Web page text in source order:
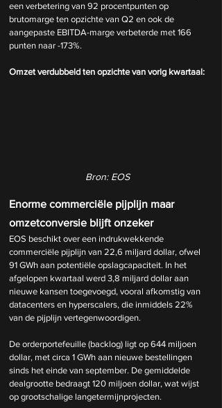
een verbetering van 92 procentpunten op
brutomarge ten opzichte van Q2 en ook de
aangepaste EBITDA-marge verbeterde met 166
punten naar -173%.
Omzet verdubbeld ten opzichte van vorig kwartaal:
Bron: EOS
Enorme commerciële pijplijn maar
omzetconversie blijft onzeker
EOS beschikt over een indrukwekkende
commerciële pijplijn van 22,6 miljard dollar, ofwel
91 GWh aan potentiële opslagcapaciteit. In het
afgelopen kwartaal werd 3,8 miljard dollar aan
nieuwe kansen toegevoegd, vooral afkomstig van
datacenters en hyperscalers, die inmiddels 22%
van de pijplijn vertegenwoordigen.
De orderportefeuille (backlog) ligt op 644 miljoen
dollar, met circa 1 GWh aan nieuwe bestellingen
sinds het einde van september. De gemiddelde
dealgrootte bedraagt 120 miljoen dollar, wat wijst
op grootschalige langetermijnprojecten.